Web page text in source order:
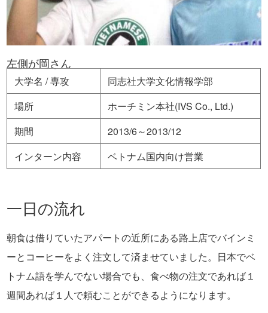
左側が岡さん
大学名 / 専攻
同志社大学文化情報学部
場所
ホーチミン本社(IVS Co., Ltd.)
期間
2013/6～2013/12
インターン内容
ベトナム国内向け営業
一日の流れ
朝食は借りていたアパートの近所にある路上店でバインミ
ーとコーヒーをよく注文して済ませていました。日本でベ
トナム語を学んでない場合でも、食べ物の注文であれば１
週間あれば１人で頼むことができるようになります。